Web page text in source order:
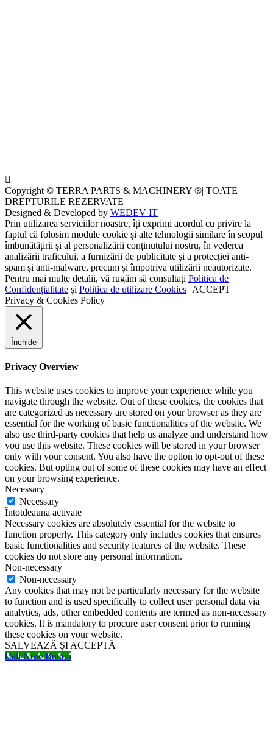
Copyright © TERRA PARTS & MACHINERY ®| TOATE
DREPTURILE REZERVATE
Designed & Developed by WEDEV IT
Prin utilizarea serviciilor noastre, îți exprimi acordul cu privire la
faptul că folosim module cookie și alte tehnologii similare în scopul
îmbunătățirii și al personalizării conținutului nostru, în vederea
analizării traficului, a furnizării de publicitate și a protecției anti-
spam și anti-malware, precum și împotriva utilizării neautorizate.
Pentru mai multe detalii, vă rugăm să consultați Politica de
Confidențialitate și Politica de utilizare Cookies ACCEPT
Privacy & Cookies Policy
Închide
Privacy Overview
This website uses cookies to improve your experience while you
navigate through the website. Out of these cookies, the cookies that
are categorized as necessary are stored on your browser as they are
essential for the working of basic functionalities of the website. We
also use third-party cookies that help us analyze and understand how
you use this website. These cookies will be stored in your browser
only with your consent. You also have the option to opt-out of these
cookies. But opting out of some of these cookies may have an effect
on your browsing experience.
Necessary
Necessary
Întotdeauna activate
Necessary cookies are absolutely essential for the website to
function properly. This category only includes cookies that ensures
basic functionalities and security features of the website. These
cookies do not store any personal information.
Non-necessary
Non-necessary
Any cookies that may not be particularly necessary for the website
to function and is used specifically to collect user personal data via
analytics, ads, other embedded contents are termed as non-necessary
cookies. It is mandatory to procure user consent prior to running
these cookies on your website.
SALVEAZĂ ȘI ACCEPTĂ
Call Now Button